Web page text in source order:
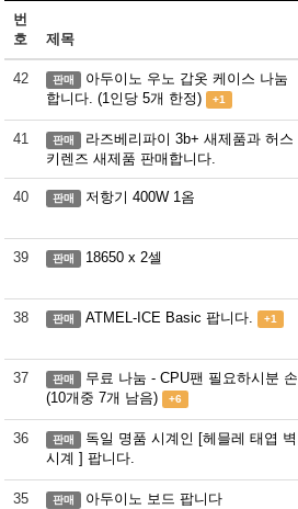
번
호
제목
42 판매
아두이노 우노 갑옷 케이스 나눔
합니다. (1인당 5개 한정)
+1
41 판매
라즈베리파이 3b+ 새제품과 허스
키렌즈 새제품 판매합니다.
40 판매 저항기 400W 1옴
39 판매 18650 x 2셀
38 판매 ATMEL-ICE Basic 팝니다. +1
37 판매
무료 나눔 - CPU팬 필요하시분 손
(10개중 7개 남음)
+6
36 판매
독일 명품 시계인 [헤믈레 태엽 벽
시계 ] 팝니다.
35 판매 아두이노 보드 팝니다